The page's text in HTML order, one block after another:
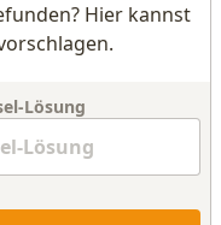
Hier kannst
Lösung